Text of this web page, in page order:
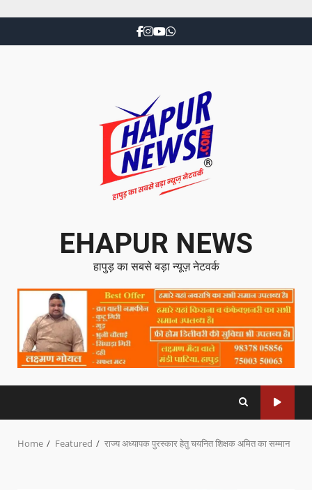
EHAPUR NEWS
हापुड़ का सबसे बड़ा न्यूज़ नेटवर्क
Home Featured राज्य अध्यापक पुरस्कार हेतु चयनित शिक्षक अमित का सम्मान